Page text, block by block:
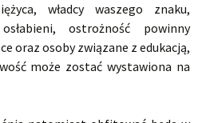
władcy waszego znaku,
ostrożność powinny
oraz osoby związane z edukacją,
może zostać wystawiona na